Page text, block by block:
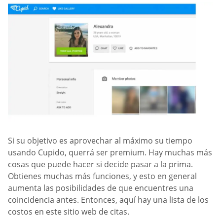
Si su objetivo es aprovechar al máximo su tiempo
usando Cupido, querrá ser premium. Hay muchas más
cosas que puede hacer si decide pasar a la prima.
Obtienes muchas más funciones, y esto en general
aumenta las posibilidades de que encuentres una
coincidencia antes. Entonces, aquí hay una lista de los
costos en este sitio web de citas.